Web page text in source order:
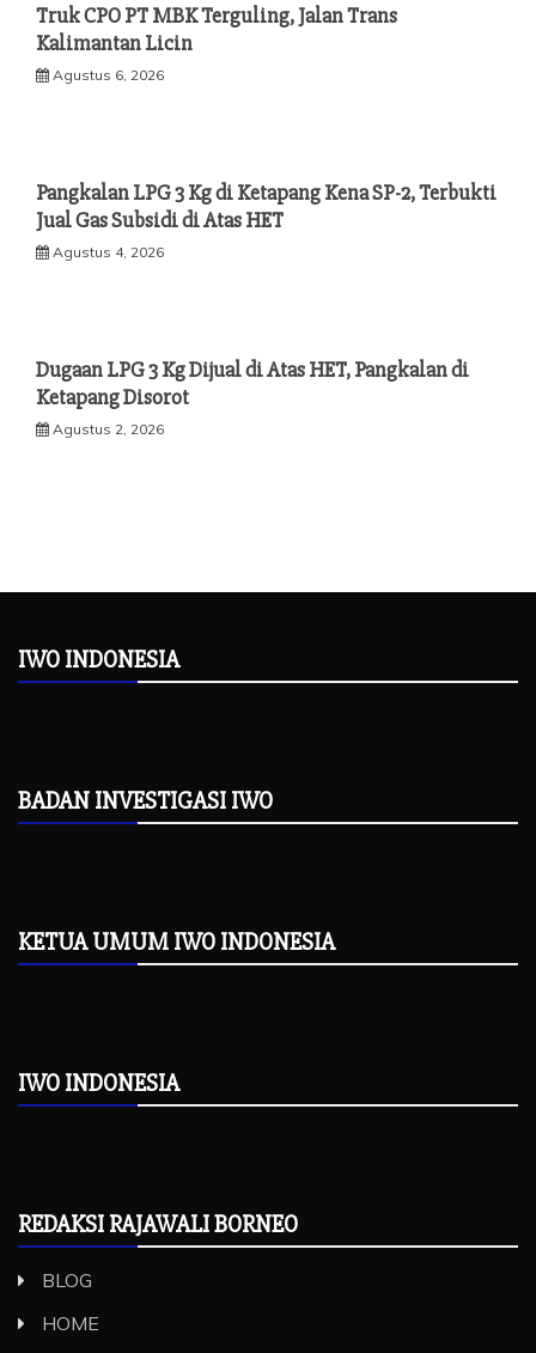
Truk CPO PT MBK Terguling, Jalan Trans
Kalimantan Licin
Agustus 6, 2026
Pangkalan LPG 3 Kg di Ketapang Kena SP-2, Terbukti
Jual Gas Subsidi di Atas HET
Agustus 4, 2026
Dugaan LPG 3 Kg Dijual di Atas HET, Pangkalan di
Ketapang Disorot
Agustus 2, 2026
IWO INDONESIA
BADAN INVESTIGASI IWO
KETUA UMUM IWO INDONESIA
IWO INDONESIA
REDAKSI RAJAWALI BORNEO
BLOG
HOME